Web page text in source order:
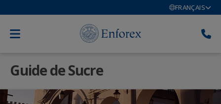
FRANÇAIS
Guide de Sucre